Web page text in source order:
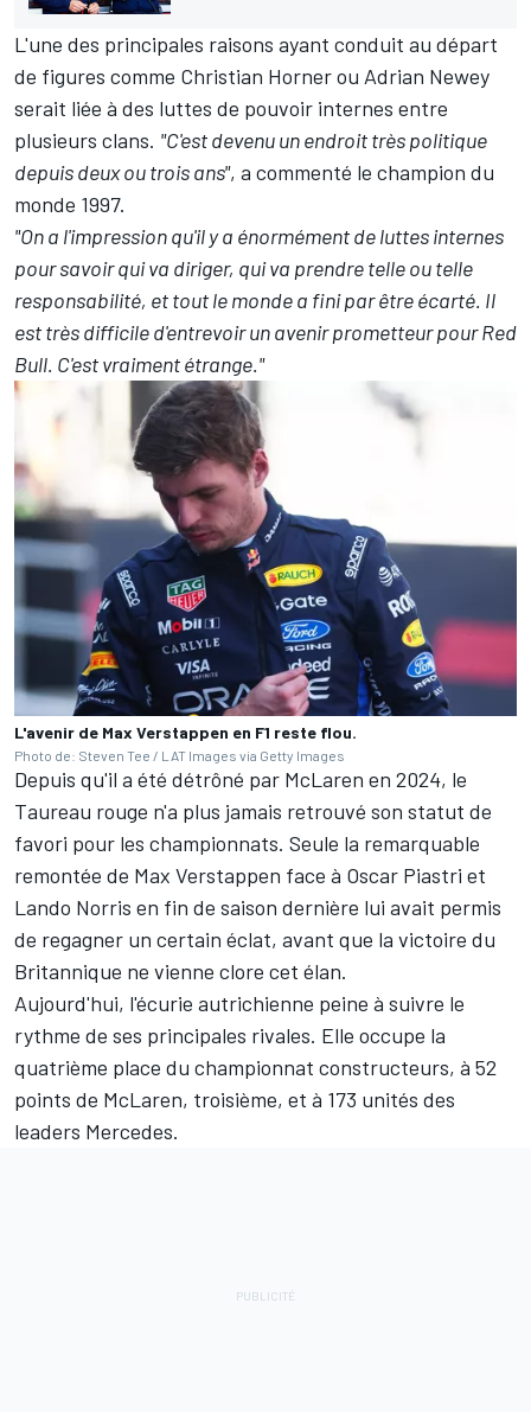
L'une des principales raisons ayant conduit au départ
de figures comme Christian Horner ou Adrian Newey
serait liée à des luttes de pouvoir internes entre
plusieurs clans. "C'est devenu un endroit très politique
depuis deux ou trois ans", a commenté le champion du
monde 1997.
"On a l'impression qu'il y a énormément de luttes internes
pour savoir qui va diriger, qui va prendre telle ou telle
responsabilité, et tout le monde a fini par être écarté. Il
est très difficile d'entrevoir un avenir prometteur pour Red
Bull. C'est vraiment étrange."
L'avenir de Max Verstappen en F1 reste flou.
Photo de: Steven Tee / LAT Images via Getty Images
Depuis qu'il a été détrôné par McLaren en 2024, le
Taureau rouge n'a plus jamais retrouvé son statut de
favori pour les championnats. Seule la remarquable
remontée de Max Verstappen face à Oscar Piastri et
Lando Norris en fin de saison dernière lui avait permis
de regagner un certain éclat, avant que la victoire du
Britannique ne vienne clore cet élan.
Aujourd'hui, l'écurie autrichienne peine à suivre le
rythme de ses principales rivales. Elle occupe la
quatrième place du championnat constructeurs, à 52
points de McLaren, troisième, et à 173 unités des
leaders Mercedes.